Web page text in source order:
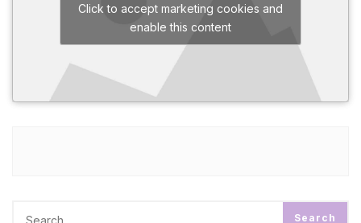
Click to accept marketing cookies and
enable this content